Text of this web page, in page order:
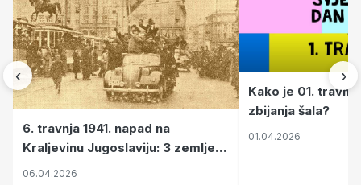
‹
6. travnja 1941. napad na
Kraljevinu Jugoslaviju: 3 zemlje
nastale njenim raspadom
06.04.2026
Kako je 01.
zbijanja šala?
01.04.2026
›